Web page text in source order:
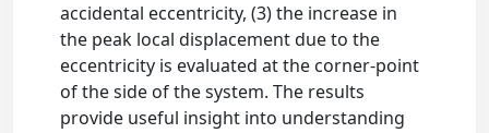
accidental eccentricity, (3) the increase in
the peak local displacement due to the
eccentricity is evaluated at the corner-point
of the side of the system. The results
provide useful insight into understanding